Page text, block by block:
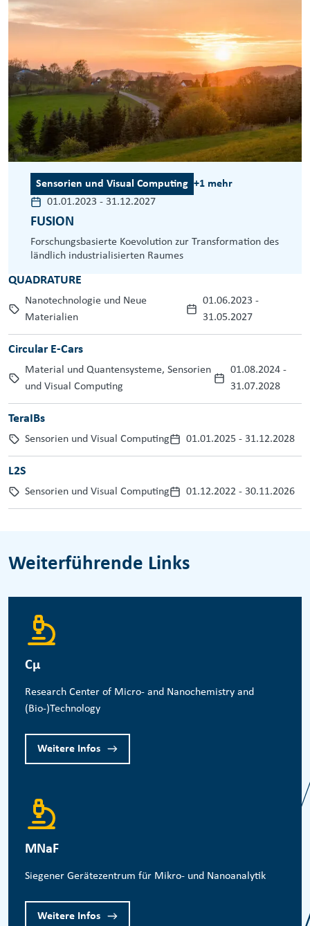
Sensorien und Visual Computing +1 mehr
01.01.2023 - 31.12.2027
FUSION
Forschungsbasierte Koevolution zur Transformation des
ländlich industrialisierten Raumes
QUADRATURE
Nanotechnologie und Neue
Materialien
01.06.2023 -
31.05.2027
Circular E-Cars
Material und Quantensysteme, Sensorien
und Visual Computing
01.08.2024-
31.07.2028
TeraIBs
Sensorien und Visual Computing 01.01.2025 - 31.12.2028
L2S
Sensorien und Visual Computing 01.12.2022 - 30.11.2026
Weiterführende Links
Cμ
Research Center of Micro- and Nanochemistry and
(Bio-)Technology
Weitere Infos
MNaF
Siegener Gerätezentrum für Mikro- und Nanoanalytik
Weitere Infos